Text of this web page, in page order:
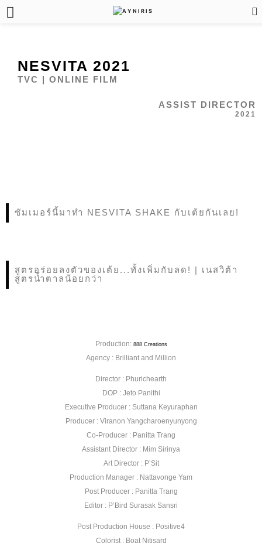
NESVITA 2021
TVC | ONLINE FILM
ASSIST DIRECTOR
2021
ซัมเมอร์นี้มาทำ NESVITA SHAKE กับเต้ยกันเลย!
สูตรอร่อยลงตัวของเต้ย...ทั้งเพิ่มกับลด! | เนสวิต้า
สูตรน้ำตาลน้อยกว่า
Production: 888 Creations
Agency : Brilliant and Million
Director : Phurichearth
DOP : Jeto Panithi
Executive Producer : Suttana Keyuraphan
Producer : Viranon Yangcharoenyunyong
Co-Producer : Panitta Trang
Assistant Director : Mim Sirinya
Art Director : P’Sit
Production Manager : Nattavonge Yam
Post Producer : Panitta Trang
Editor : P’Bird Surasak Sansri
Post Production House : Positive4
Colorist : Boat Nitisard